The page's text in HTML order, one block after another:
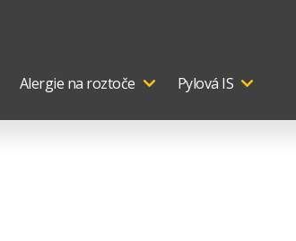
Alergie na roztoče Pylová IS